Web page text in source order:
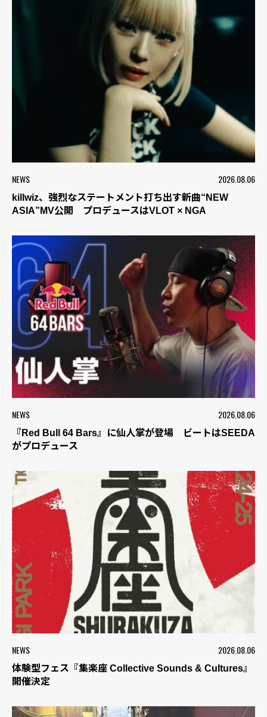
NEWS 2026.08.06
killwiz、強烈なステートメント打ち出す新曲“NEW
ASIA”MV公開 プロデュースはVLOT × NGA
NEWS 2026.08.06
『Red Bull 64 Bars』に仙人掌が登場 ビートはSEEDA
がプロデュース
NEWS 2026.08.06
体験型フェス『集楽座 Collective Sounds & Cultures』
開催決定